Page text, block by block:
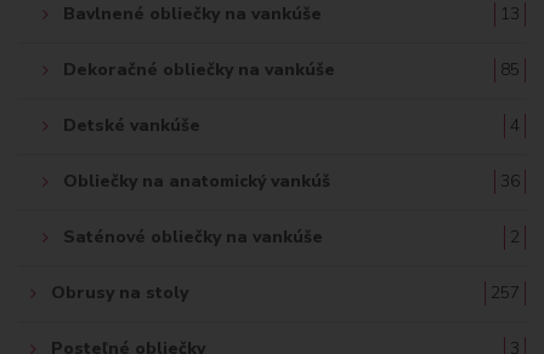
Bavlnené obliečky na vankúše 13
Dekoračné obliečky na vankúše 85
Detské vankúše 4
Obliečky na anatomický vankúš 36
Saténové obliečky na vankúše 2
Obrusy na stoly 257
Posteľné obliečky 3